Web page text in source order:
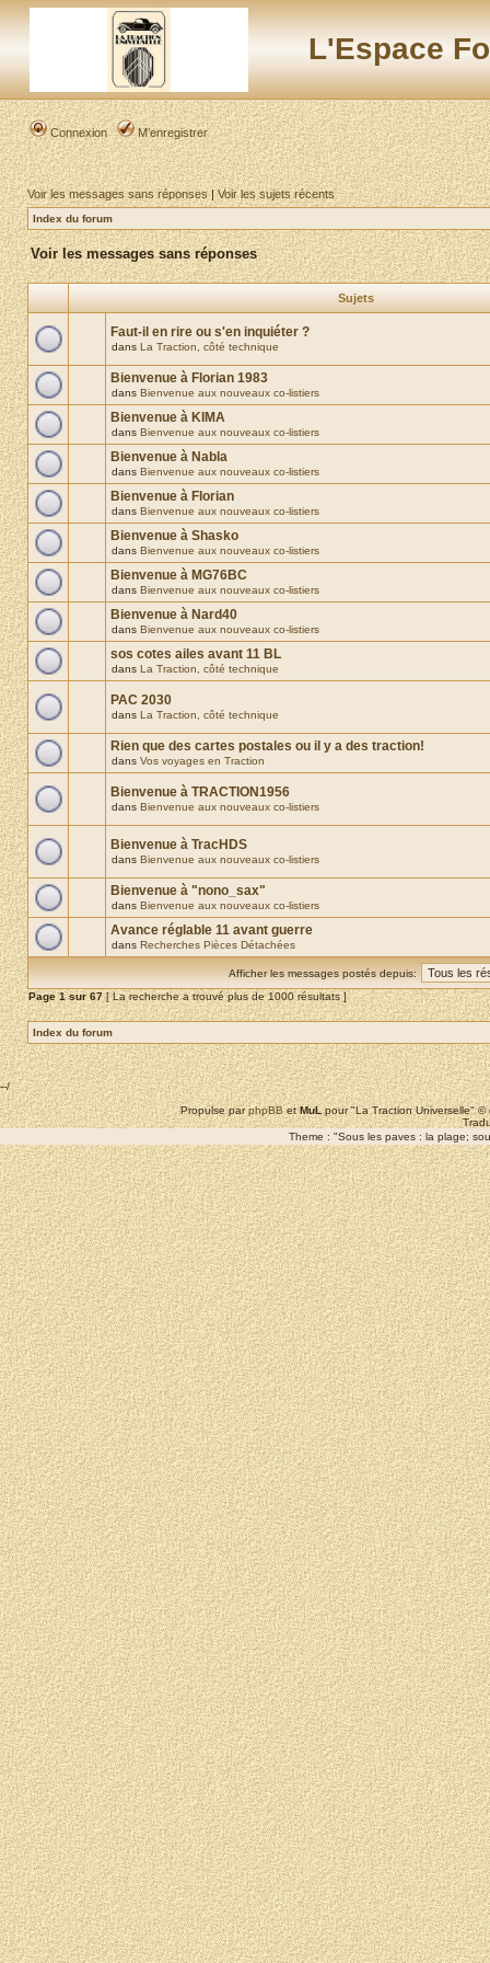
L'Espace
Connexion M’enregistrer
Voir les messages sans réponses|Voir les sujets récents
Index du forum
Voir les messages sans réponses
Sujets
Faut-il en rire ou s'en inquiéter ?
dans La Traction, côté technique
Bienvenue à Florian 1983
dans Bienvenue aux nouveaux co-listiers
Bienvenue à KIMA
dans Bienvenue aux nouveaux co-listiers
Bienvenue à Nabla
dans Bienvenue aux nouveaux co-listiers
Bienvenue à Florian
dans Bienvenue aux nouveaux co-listiers
Bienvenue à Shasko
dans Bienvenue aux nouveaux co-listiers
Bienvenue à MG76BC
dans Bienvenue aux nouveaux co-listiers
Bienvenue à Nard40
dans Bienvenue aux nouveaux co-listiers
sos cotes ailes avant 11 BL
dans La Traction, côté technique
PAC 2030
dans La Traction, côté technique
Rien que des cartes postales ou il y a des traction!
dans Vos voyages en Traction
Bienvenue à TRACTION1956
dans Bienvenue aux nouveaux co-listiers
Bienvenue à TracHDS
dans Bienvenue aux nouveaux co-listiers
Bienvenue à "nono_sax"
dans Bienvenue aux nouveaux co-listiers
Avance réglable 11 avant guerre
dans Recherches Pièces Détachées
Afficher les messages postés depuis:
Page1sur67[ La recherche a trouvé plus de 1000 résultats ]
Index du forum
--/
Propulse parphpBBetMuLpour "La Traction Universelle"
Theme : "Sous les paves : la plage;